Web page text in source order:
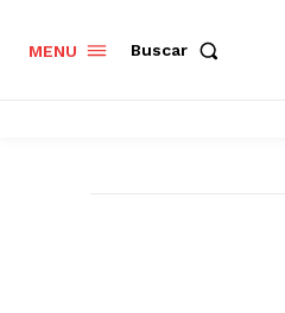
MENU Buscar